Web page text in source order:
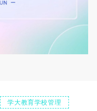
学大教育学校管理